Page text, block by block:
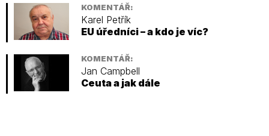
KOMENTÁŘ:
Karel Petřík
EU úředníci – a kdo je víc?
KOMENTÁŘ:
Jan Campbell
Ceuta a jak dále